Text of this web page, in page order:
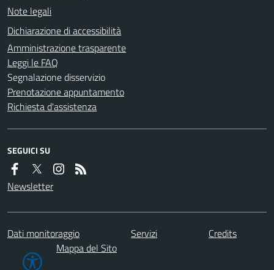
Note legali
Dichiarazione di accessibilità
Amministrazione trasparente
Leggi le FAQ
Segnalazione disservizio
Prenotazione appuntamento
Richiesta d'assistenza
SEGUICI SU
Newsletter
Dati monitoraggio Servizi
Credits
Mappa del Sito